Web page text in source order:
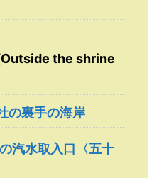
the shrine
の裏手の海岸
汽水取入口〈五十